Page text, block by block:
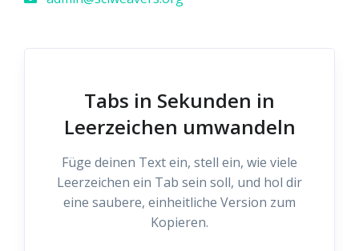
Tabs in Sekunden in
Leerzeichen umwandeln
Füge deinen Text ein, stell ein, wie viele
Leerzeichen ein Tab sein soll, und hol dir
eine saubere, einheitliche Version zum
Kopieren.